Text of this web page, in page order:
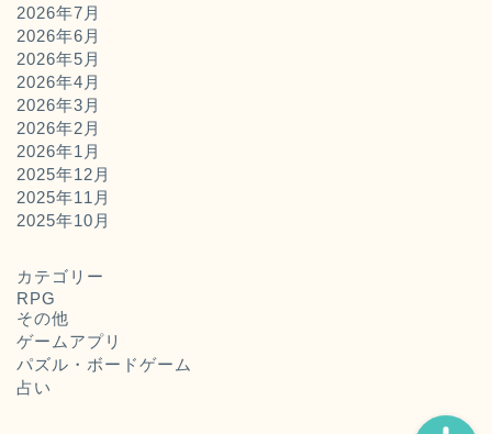
2026年7月
2026年6月
2026年5月
2026年4月
2026年3月
2026年2月
2026年1月
2025年12月
2025年11月
2025年10月
カテゴリー
RPG
その他
ゲームアプリ
パズル・ボードゲーム
占い